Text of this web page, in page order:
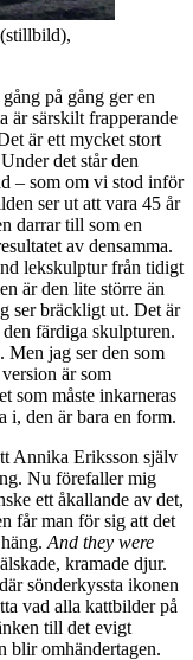
(stillbild),
på gång ger en
är särskilt frapperande
är ett mycket stort
det står den
– som om vi stod inför
ser ut att vara 45 år
darrar till som en
av densamma.
lekskulptur från tidigt
är den lite större än
ser bräckligt ut. Det är
färdiga skulpturen.
Men jag ser den som
är som
som måste inkarneras
i, den är bara en form.
Annika Eriksson själv
Nu förefaller mig
ett åkallande av det,
får man för sig att det
And they were
kramade djur.
sönderkyssta ikonen
vad alla kattbilder på
till det evigt
blir omhändertagen.